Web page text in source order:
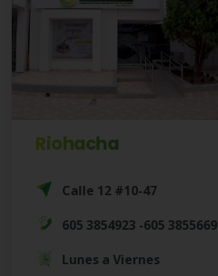
Riohacha
Calle 12 #10-47
605 3854923 -605 3855669
Lunes a Viernes